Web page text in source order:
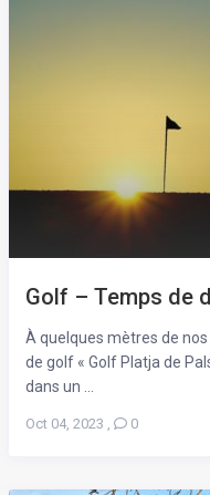
Golf – Temps de
À quelques mètres de
de golf « Golf Platja de
dans un ...
Oct 04, 2023 , 0